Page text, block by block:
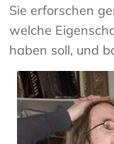
Sie erforschen
welche
haben soll, und